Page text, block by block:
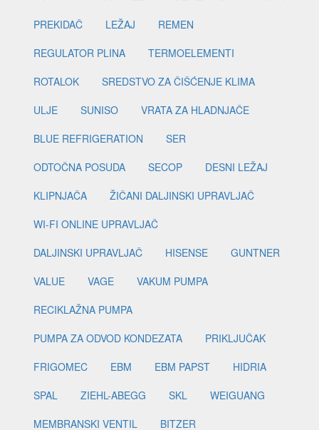
PREKIDAČ
LEŽAJ
REMEN
REGULATOR PLINA
TERMOELEMENTI
ROTALOK
SREDSTVO ZA ČIŠĆENJE KLIMA
ULJE
SUNISO
VRATA ZA HLADNJAČE
BLUE REFRIGERATION
SER
ODTOČNA POSUDA
SECOP
DESNI LEŽAJ
KLIPNJAČA
ŽIČANI DALJINSKI UPRAVLJAČ
WI-FI ONLINE UPRAVLJAČ
DALJINSKI UPRAVLJAČ
HISENSE
GUNTNER
VALUE
VAGE
VAKUM PUMPA
RECIKLAŽNA PUMPA
PUMPA ZA ODVOD KONDEZATA
PRIKLJUČAK
FRIGOMEC
EBM EBM PAPST
HIDRIA
SPAL
ZIEHL-ABEGG SKL
WEIGUANG
MEMBRANSKI VENTIL
BITZER